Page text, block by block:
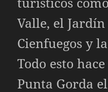
Valle, el
Cienfuegos y
Todo esto
Punta Gorda